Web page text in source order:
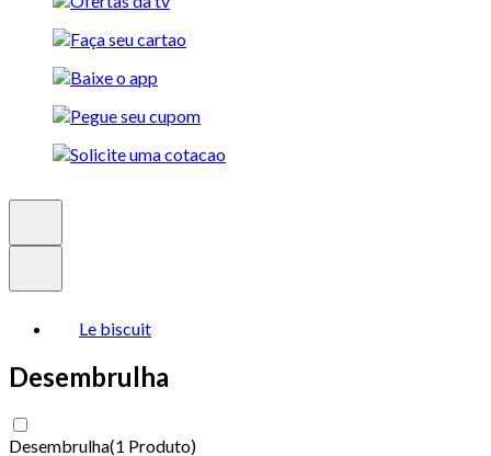
Le biscuit
Desembrulha
Desembrulha(1 Produto)